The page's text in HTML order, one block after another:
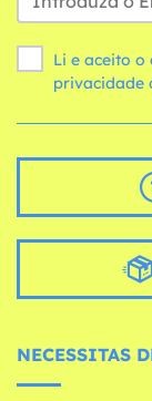
Li e aceito o
privacidade
NECESSITAS